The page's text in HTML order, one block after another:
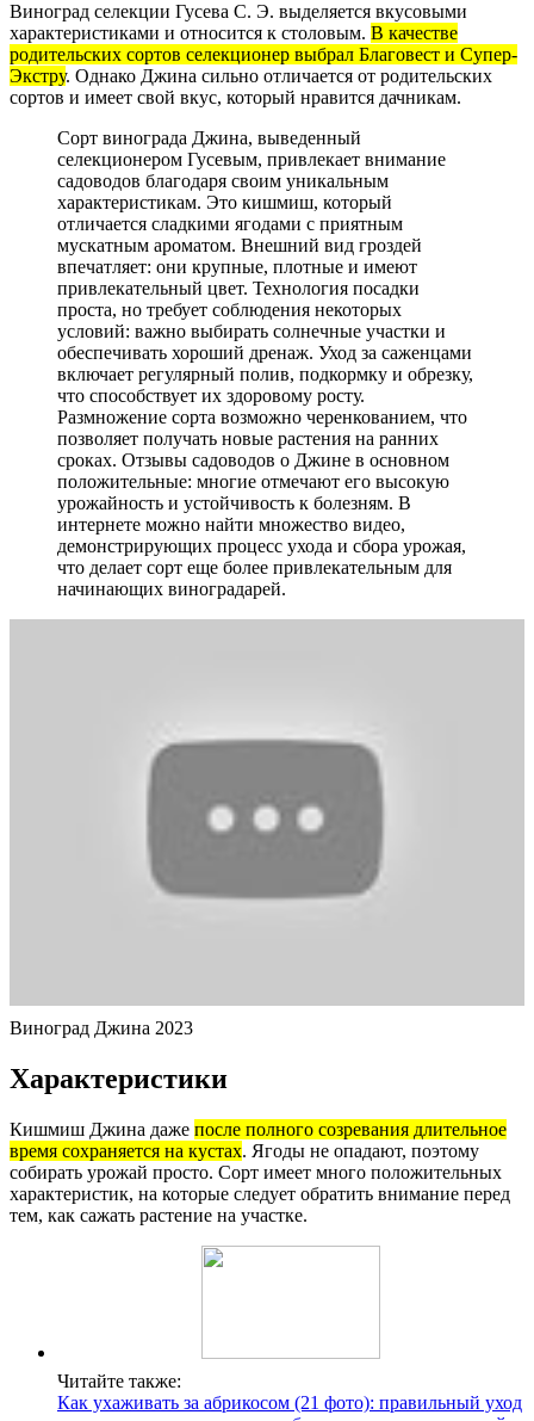
Виноград селекции Гусева С. Э. выделяется вкусовыми
характеристиками и относится к столовым. В качестве
родительских сортов селекционер выбрал Благовест и Супер-
Экстру. Однако Джина сильно отличается от родительских
сортов и имеет свой вкус, который нравится дачникам.
Сорт винограда Джина, выведенный
селекционером Гусевым, привлекает внимание
садоводов благодаря своим уникальным
характеристикам. Это кишмиш, который
отличается сладкими ягодами с приятным
мускатным ароматом. Внешний вид гроздей
впечатляет: они крупные, плотные и имеют
привлекательный цвет. Технология посадки
проста, но требует соблюдения некоторых
условий: важно выбирать солнечные участки и
обеспечивать хороший дренаж. Уход за саженцами
включает регулярный полив, подкормку и обрезку,
что способствует их здоровому росту.
Размножение сорта возможно черенкованием, что
позволяет получать новые растения на ранних
сроках. Отзывы садоводов о Джине в основном
положительные: многие отмечают его высокую
урожайность и устойчивость к болезням. В
интернете можно найти множество видео,
демонстрирующих процесс ухода и сбора урожая,
что делает сорт еще более привлекательным для
начинающих виноградарей.
Виноград Джина 2023
Характеристики
Кишмиш Джина даже после полного созревания длительное
время сохраняется на кустах. Ягоды не опадают, поэтому
собирать урожай просто. Сорт имеет много положительных
характеристик, на которые следует обратить внимание перед
тем, как сажать растение на участке.
Читайте также:
Как ухаживать за абрикосом (21 фото): правильный уход